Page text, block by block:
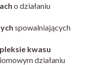
o działaniu
spowalniających
kwasu
działaniu